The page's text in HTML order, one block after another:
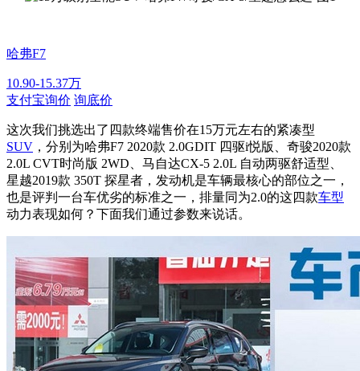
哈弗F7
10.90-15.37万
支付宝询价 询底价
这次我们挑选出了四款终端售价在15万元左右的紧凑型
SUV ，分别为哈弗F7 2020款 2.0GDIT 四驱i悦版、奇骏2020款
2.0L CVT时尚版 2WD、马自达CX-5 2.0L 自动两驱舒适型、
星越2019款 350T 探星者，发动机是车辆最核心的部位之一，
也是评判一台车优劣的标准之一，排量同为2.0的这四款车型
动力表现如何？下面我们通过参数来说话。